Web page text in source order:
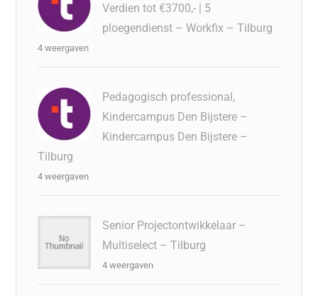
Verdien tot €3700,- | 5
ploegendienst – Workfix – Tilburg
4 weergaven
Pedagogisch professional,
Kindercampus Den Bijstere –
Kindercampus Den Bijstere –
Tilburg
4 weergaven
Senior Projectontwikkelaar –
Multiselect – Tilburg
4 weergaven